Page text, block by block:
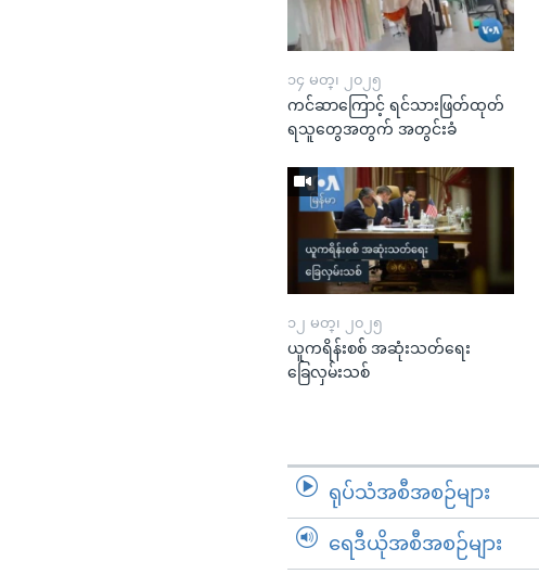
၁၄ မတ္၊ ၂၀၂၅
ကင်ဆာကြောင့် ရင်သားဖြတ်ထုတ်
ရသူတွေအတွက် အတွင်းခံ
၁၂ မတ္၊ ၂၀၂၅
ယူကရိန်းစစ် အဆုံးသတ်ရေး
ခြေလှမ်းသစ်
ရုပ်သံအစီအစဉ်များ
ရေဒီယိုအစီအစဉ်များ